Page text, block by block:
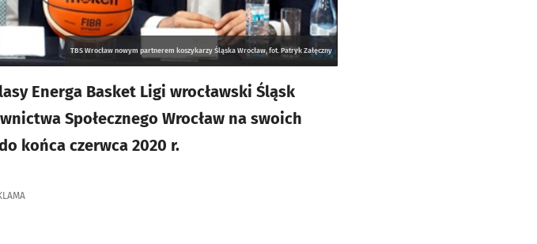
TBS Wrocław nowym partnerem koszykarzy Śląska Wrocław, fot. Patryk Załęczny
Energa Basket Ligi wrocławski Śląsk
Społecznego Wrocław na swoich
końca czerwca 2020 r.